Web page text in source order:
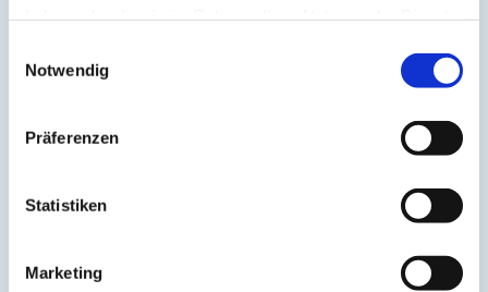
Notwendig
Präferenzen
Statistiken
Marketing
Body-Positivity(3)
Chakra(6)
Chinesische Astrologie
Darm(2)
Der nach unten schauende Hund
Drittes Auge